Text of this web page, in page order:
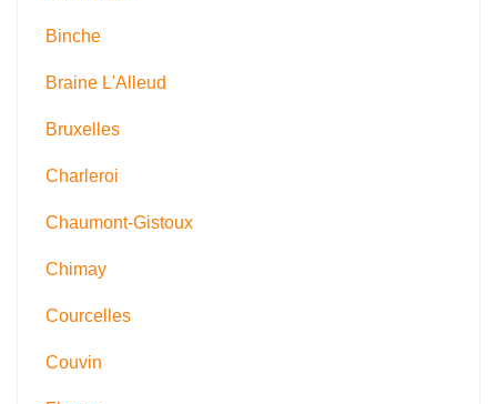
Binche
Braine L'Alleud
Bruxelles
Charleroi
Chaumont-Gistoux
Chimay
Courcelles
Couvin